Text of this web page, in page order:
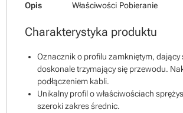
Opis Właściwości Pobieranie
Charakterystyka produktu
Oznacznik o profilu zamkniętym, dający
doskonale trzymający się przewodu.
podłączeniem kabli.
Unikalny profil o właściwościach
szeroki zakres średnic.